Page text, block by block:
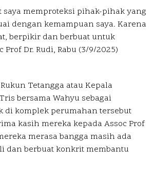
saya memproteksi pihak-pihak yang
dengan kemampuan saya. Karena
berpikir dan berbuat untuk
Prof Dr. Rudi, Rabu (3/9/2025)
Tetangga atau Kepala
bersama Wahyu sebagai
di komplek perumahan tersebut
kasih mereka kepada Assoc Prof
merasa bangga masih ada
dan berbuat konkrit membantu